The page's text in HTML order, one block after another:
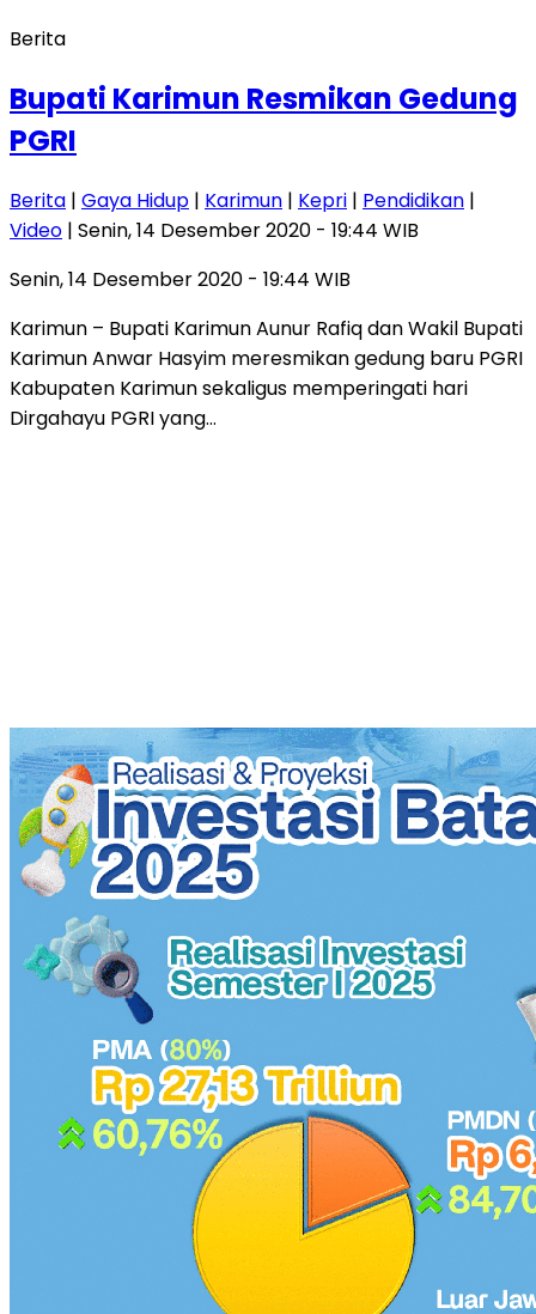
Berita
Bupati Karimun Resmikan Gedung
PGRI
Berita | Gaya Hidup | Karimun | Kepri | Pendidikan |
Video | Senin, 14 Desember 2020 - 19:44 WIB
Senin, 14 Desember 2020 - 19:44 WIB
Karimun – Bupati Karimun Aunur Rafiq dan Wakil Bupati
Karimun Anwar Hasyim meresmikan gedung baru PGRI
Kabupaten Karimun sekaligus memperingati hari
Dirgahayu PGRI yang…